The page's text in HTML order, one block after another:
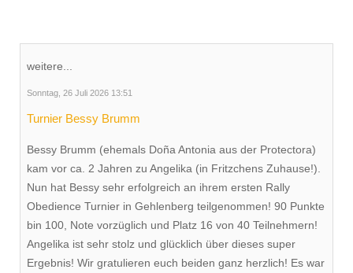
weitere...
Sonntag, 26 Juli 2026 13:51
Turnier Bessy Brumm
Bessy Brumm (ehemals Doña Antonia aus der Protectora)
kam vor ca. 2 Jahren zu Angelika (in Fritzchens Zuhause!).
Nun hat Bessy sehr erfolgreich an ihrem ersten Rally
Obedience Turnier in Gehlenberg teilgenommen! 90 Punkte
bin 100, Note vorzüglich und Platz 16 von 40 Teilnehmern!
Angelika ist sehr stolz und glücklich über dieses super
Ergebnis! Wir gratulieren euch beiden ganz herzlich! Es war